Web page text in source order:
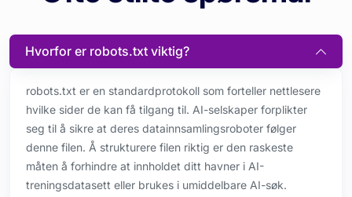
Hvorfor er robots.txt viktig?
robots.txt er en standardprotokoll som forteller nettlesere
hvilke sider de kan få tilgang til. AI-selskaper forplikter
seg til å sikre at deres datainnsamlingsroboter følger
denne filen. Å strukturere filen riktig er den raskeste
måten å forhindre at innholdet ditt havner i AI-
treningsdatasett eller brukes i umiddelbare AI-søk.